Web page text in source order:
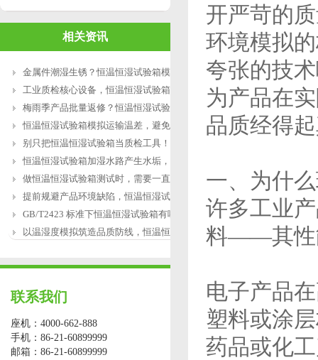
相关资讯
金属件潮湿生锈？恒温恒湿试验箱模拟高
工业质检核心设备，恒温恒湿试验箱全靠
梅雨季产品批量返修？恒温恒湿试验箱提
恒温恒湿试验箱模拟运输温差，避免长途
别只把恒温恒湿试验箱当质检工具！用好
恒温恒湿试验箱加湿水路产生水垢，会造
做恒温恒湿试验箱测试时，需要一直有人
提前规避产品环境缺陷，恒温恒湿试验箱
GB/T2423 标准下恒温恒湿试验箱有哪些强制
以温湿度模拟筑造品质防线，恒温恒湿试
联系我们
座机：4000-662-888
手机：86-21-60899999
邮箱：86-21-60899999
开严苛的
环境模拟
夸张的技
为产品在
品质经得
一、为什
许多工业
料——其性
电子产品
塑料或涂
药品或化